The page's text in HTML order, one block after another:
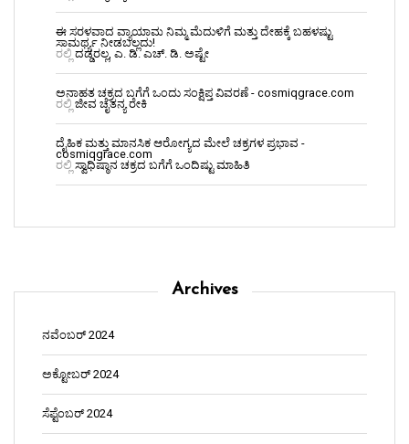
ಈ ಸರಳವಾದ ವ್ಯಾಯಾಮ ನಿಮ್ಮ ಮೆದುಳಿಗೆ ಮತ್ತು ದೇಹಕ್ಕೆ ಬಹಳಷ್ಟು
ಸಾಮರ್ಥ್ಯ ನೀಡಬಲ್ಲದು!
ರಲ್ಲಿ ದಡ್ಡರಲ್ಲ, ಎ. ಡಿ. ಎಚ್. ಡಿ. ಅಷ್ಟೇ
ಅನಾಹತ ಚಕ್ರದ ಬಗೆಗೆ ಒಂದು ಸಂಕ್ಷಿಪ್ತ ವಿವರಣೆ - cosmiqgrace.com
ರಲ್ಲಿ ಜೀವ ಚೈತನ್ಯ ರೇಕಿ
ದೈಹಿಕ ಮತ್ತು ಮಾನಸಿಕ ಆರೋಗ್ಯದ ಮೇಲೆ ಚಕ್ರಗಳ ಪ್ರಭಾವ -
cosmiqgrace.com
ರಲ್ಲಿ ಸ್ವಾಧಿಷ್ಠಾನ ಚಕ್ರದ ಬಗೆಗೆ ಒಂದಿಷ್ಟು ಮಾಹಿತಿ
Archives
ನವೆಂಬರ್ 2024
ಅಕ್ಟೋಬರ್ 2024
ಸೆಪ್ಟೆಂಬರ್ 2024